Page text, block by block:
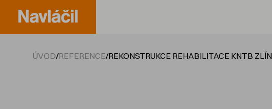
ÚVOD/REFERENCE/REKONSTRUKCE REHABILITACE KNTB ZLÍN